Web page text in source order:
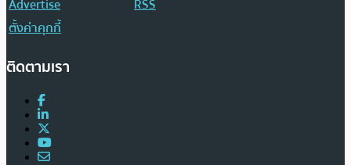
Advertise
RSS
ตั้งค่าคุกกี้
ติดตามเรา